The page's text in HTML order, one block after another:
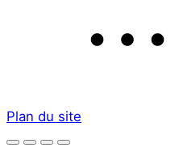
Plan du site